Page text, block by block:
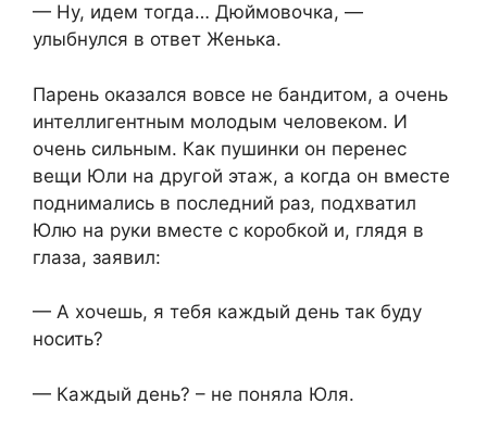
— Ну, идем тогда… Дюймовочка, —
улыбнулся в ответ Женька.
Парень оказался вовсе не бандитом, а очень
интеллигентным молодым человеком. И
очень сильным. Как пушинки он перенес
вещи Юли на другой этаж, а когда он вместе
поднимались в последний раз, подхватил
Юлю на руки вместе с коробкой и, глядя в
глаза, заявил:
— А хочешь, я тебя каждый день так буду
носить?
— Каждый день? – не поняла Юля.